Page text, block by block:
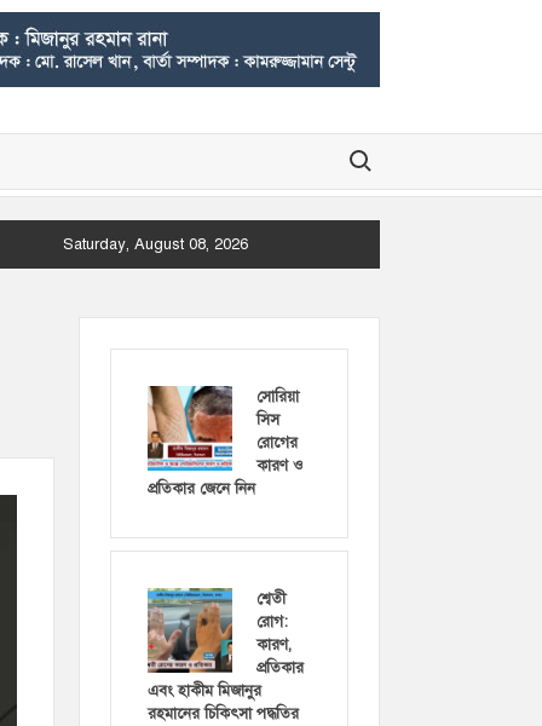
Search for:
Saturday, August 08, 2026
সোরিয়া
সিস
রোগের
কারণ ও
প্রতিকার জেনে নিন
শ্বেতী
রোগ:
কারণ,
প্রতিকার
এবং হাকীম মিজানুর
রহমানের চিকিৎসা পদ্ধতির